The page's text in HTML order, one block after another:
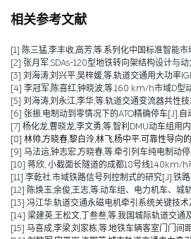
相关参考文献
[1] 陈三猛,李丰收,高芳,等.系列化中国标准智能
[2] 张月军.SDAs-120型地铁转向架结构设计与
[3] 刘海涛,刘兴平,吴梓媛,等.轨道交通用大功率
[4] 李冠军,陈喜红,钟晓波,等.160 km/h市域D
[5] 刘海涛,刘永江,李华,等.轨道交通变流器共性
[6] 张振.电制动到零情况下的ATO精确停车[J].
[7] 杨化龙,曹晓龙,李文勇,等.智利DMU动车组用
[8] 林帅,方晓春,黎白泠,林飞,杨中平.可靠性导
[9] 马法运,钟志宏,方晓春,等.牵引列车纯电制
[10] 蒋欣, 小截面长隧道的成都18号线140km/
[11] 李乾社.市域铁路信号列控制式的研究[J].铁
[12] 陈焕玉,余俊,王志,等.动车组、电力机车、
[13] 冯江华.轨道交通永磁电机牵引系统关键技
[14] 梁建英,王松文,丁叁叁,等.我国城际轨道交
[15] 马喜成,李梁,刘家栋,等.地铁车辆客室门门